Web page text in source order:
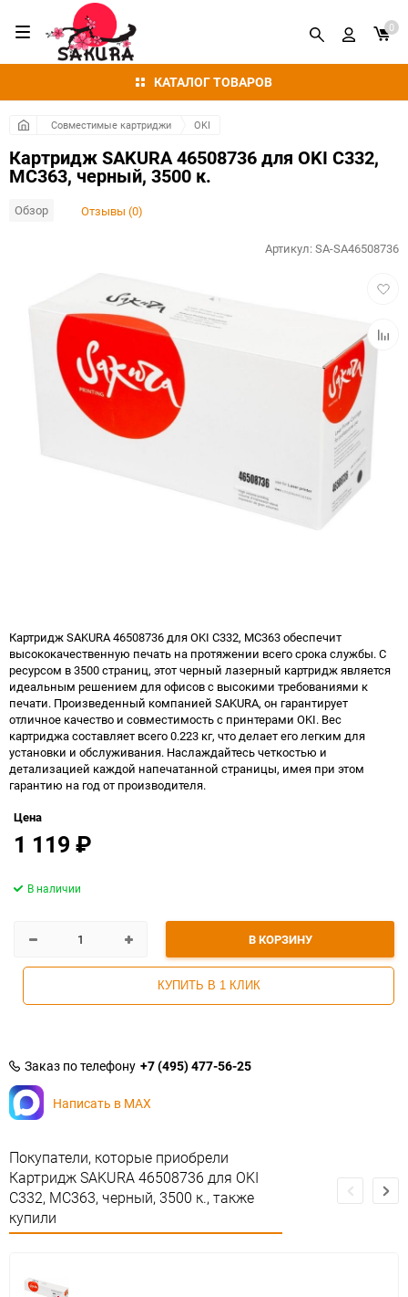
КАТАЛОГ ТОВАРОВ
0
Совместимые картриджи OKI
Картридж SAKURA 46508736 для OKI C332,
MC363, черный, 3500 к.
Обзор Отзывы (0)
к
Артикул:SA-SA46508736
Картридж SAKURA 46508736 для OKI C332, MC363 обеспечит
высококачественную печать на протяжении всего срока службы. С
ресурсом в 3500 страниц, этот черный лазерный картридж является
идеальным решением для офисов с высокими требованиями к
печати. Произведенный компанией SAKURA, он гарантирует
отличное качество и совместимость с принтерами OKI. Вес
картриджа составляет всего 0.223 кг, что делает его легким для
установки и обслуживания. Наслаждайтесь четкостью и
детализацией каждой напечатанной страницы, имея при этом
гарантию на год от производителя.
Цена
1 119 ₽
В КОРЗИНУ
КУПИТЬ В 1 КЛИК
В наличии
Заказ по телефону +7 (495) 477-56-25
Написать в MAX
Покупатели, которые приобрели
Картридж SAKURA 46508736 для OKI
C332, MC363, черный, 3500 к., также
купили